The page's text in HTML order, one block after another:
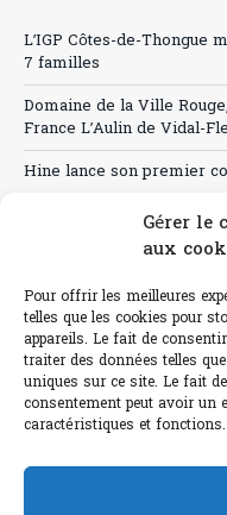
Gérer le
aux
Pour offrir les meilleures
telles que les cookies pour
appareils. Le fait de
traiter des données telles
uniques sur ce site. Le fait
consentement peut avoir un
caractéristiques et fonctions.
L’IGP Côtes-de-Thongue
7 familles
Domaine de la Ville
France L’Aulin de Vidal-
Hine lance son premier
Canicule : A quand le CHR
Sélection de rosés 2026
L'abus d'alcool
humain et 0% IA de